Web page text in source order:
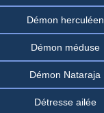
Démon herculéen
Démon méduse
Démon Nataraja
Détresse ailée